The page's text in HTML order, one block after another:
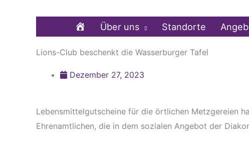
HomeÜber uns Standorte
Lions-Club beschenkt die Wasserburger Tafel
Dezember 27, 2023
Lebensmittelgutscheine für die örtlichen Metzgereien
Ehrenamtlichen, die in dem sozialen Angebot der